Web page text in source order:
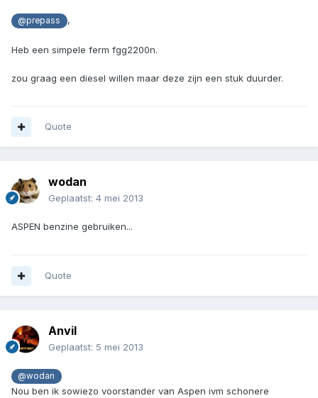
@prepass ,
Heb een simpele ferm fgg2200n.
zou graag een diesel willen maar deze zijn een stuk duurder.
Quote
wodan
Geplaatst: 4 mei 2013
ASPEN benzine gebruiken...
Quote
Anvil
Geplaatst: 5 mei 2013
@wodan
Nou ben ik sowiezo voorstander van Aspen ivm schonere